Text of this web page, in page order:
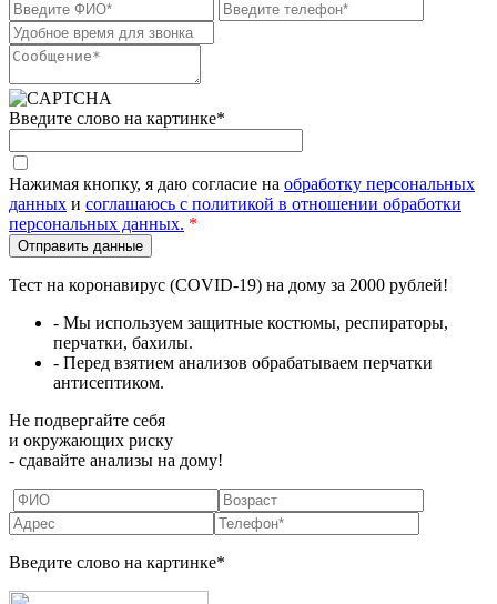
Введите слово на картинке*
Нажимая кнопку, я даю согласие на обработку персональных
данных и соглашаюсь с политикой в отношении обработки
персональных данных. *
Тест на коронавирус (COVID-19) на дому за 2000 рублей!
- Мы используем защитные костюмы, респираторы,
перчатки, бахилы.
- Перед взятием анализов обрабатываем перчатки
антисептиком.
Не подвергайте себя
и окружающих риску
- сдавайте анализы на дому!
Введите слово на картинке*